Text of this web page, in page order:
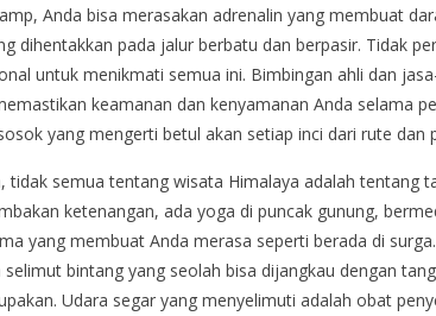
Anda bisa merasakan adrenalin yang membuat
dihentakkan pada jalur berbatu dan berpasir. Tidak
untuk menikmati semua ini. Bimbingan ahli dan
keamanan dan kenyamanan Anda selama
yang mengerti betul akan setiap inci dari rute dan
tidak semua tentang wisata Himalaya adalah tentang
ketenangan, ada yoga di puncak gunung,
yang membuat Anda merasa seperti berada di
selimut bintang yang seolah bisa dijangkau dengan
Udara segar yang menyelimuti adalah obat